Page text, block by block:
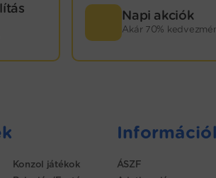
Napi akciók
Akár 70%
Konzol játékok
ÁSZF